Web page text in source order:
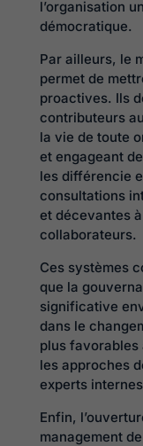
l’organisation
démocratique.
Par ailleurs, le
permet de
proactives. Ils
contributeurs
la vie de toute
et engageant
les différencie
consultations
et décevantes
collaborateurs.
Ces systèmes
que la
significative
dans le
plus favorables
les approches
experts
Enfin,
management